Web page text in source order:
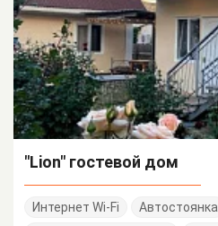
"Lion" гостевой дом
Интернет Wi-Fi
Автостоянка